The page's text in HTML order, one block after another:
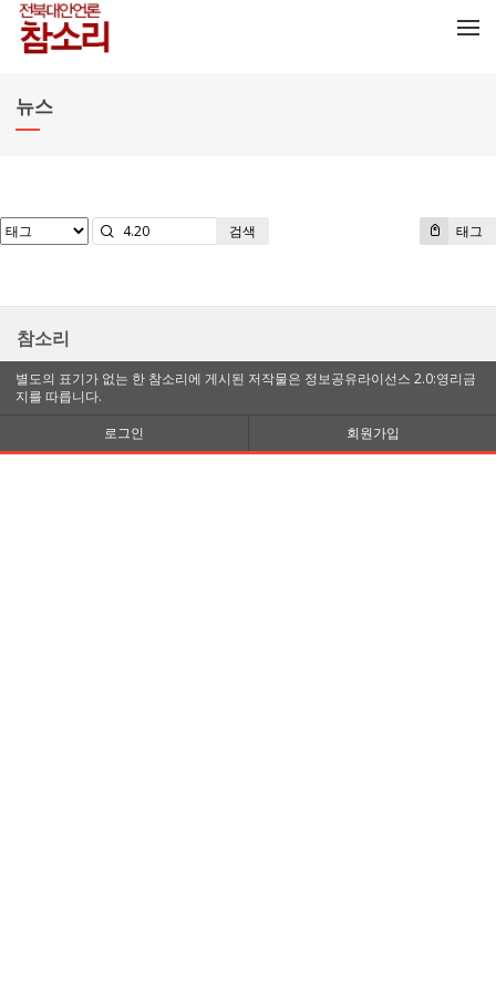
뉴스
태그
검색
참소리
별도의 표기가 없는 한 참소리에 게시된 저작물은 정보공유라이선스 2.0:영리금
지를 따릅니다.
로그인
회원가입